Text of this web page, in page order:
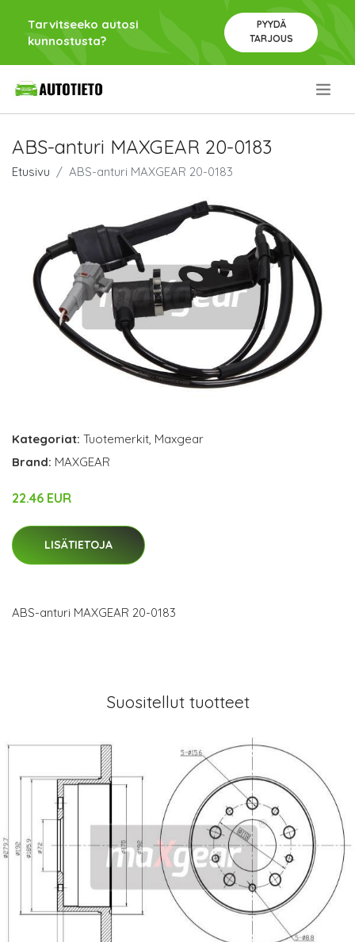
Tarvitseeko autosi
kunnostusta?
PYYDÄ
TARJOUS
ABS-anturi MAXGEAR 20-0183
Etusivu ABS-anturi MAXGEAR 20-0183
Kategoriat: Tuotemerkit, Maxgear
Brand: MAXGEAR
22.46 EUR
LISÄTIETOJA
ABS-anturi MAXGEAR 20-0183
Suositellut tuotteet